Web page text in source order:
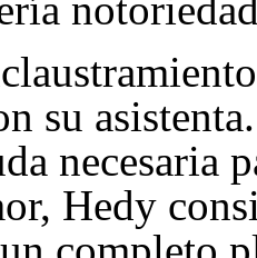
su
necesaria
Hedy